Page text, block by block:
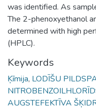
was identified. As
The 2-phenoxyethanol
determined with high
(HPLC).
Keywords
Ķīmija, LODĪŠU
AUGSTEFEKTĪVA